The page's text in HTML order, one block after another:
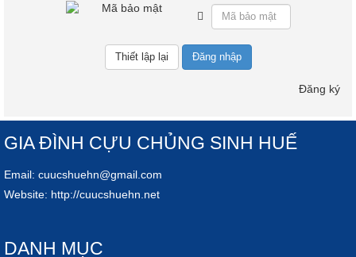
Đăng nhập
Đăng ký
GIA ĐÌNH CỰU CHỦNG SINH HUẾ
Email: cuucshuehn@gmail.com
Website: http://cuucshuehn.net
DANH MỤC